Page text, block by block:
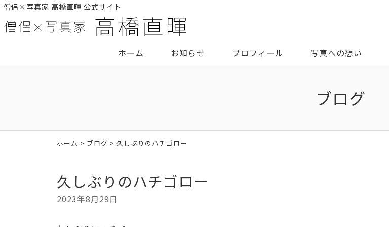
僧侶×写真家 高橋直暉 公式サイト
ホーム お知らせ プロフィール 写真への想い
ブログ
ホーム > ブログ > 久しぶりのハチゴロー
久しぶりのハチゴロー
2023年8月29日